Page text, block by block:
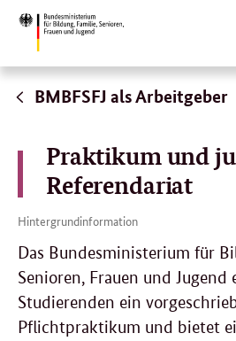
Direktlink:
BMBFSFJ als Arbeitgeber
Praktikum und
Referendariat
Hintergrundinformation
Das Bundesministerium für
Senioren, Frauen und
Studierenden ein
Pflichtpraktikum und bietet